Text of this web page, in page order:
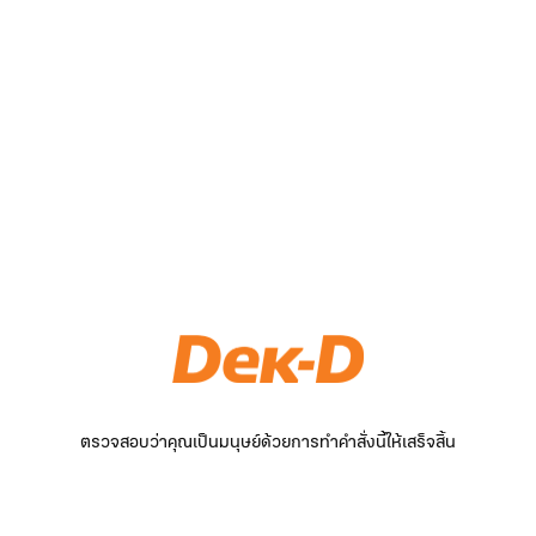
ตรวจสอบว่าคุณเป็นมนุษย์ด้วยการทำคำสั่งนี้ให้เสร็จสิ้น